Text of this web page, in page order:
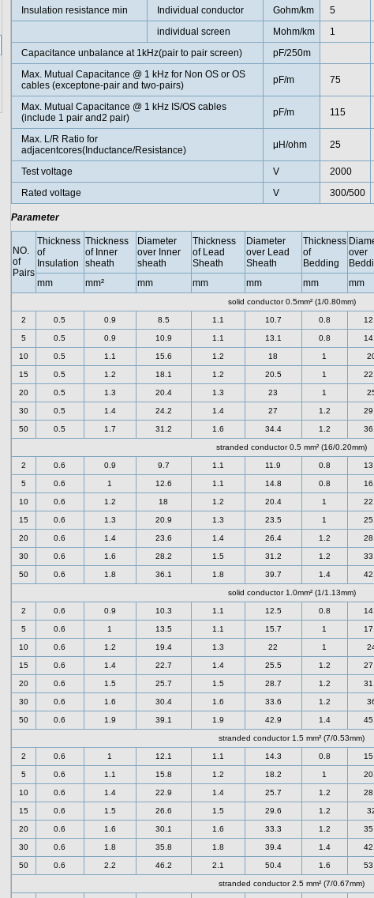
Insulation resistance min
Individual conductor Gohm/km 5
individual screen
Mohm/km 1
Capacitance unbalance at 1kHz(pair to pair screen)
pF/250m
Max. Mutual Capacitance @ 1 kHz for Non OS or OS
cables (exceptone-pair and two-pairs)
pF/m 75
Max. Mutual Capacitance @ 1 kHz IS/OS cables
(include 1 pair and2 pair)
pF/m 115
Max. L/R Ratio for
adjacentcores(Inductance/Resistance)
μH/ohm 25
Test voltage V 2000
Rated voltage
V 300/500
Parameter
NO.
of
Pairs
Thickness
of
Insulation
Thickness
of Inner
sheath
Diameter
over Inner
sheath
Thickness
of Lead
Sheath
Diameter
over Lead
Sheath
Thickness
of
Bedding
over
mm mm² mm mm mm mm mm
solid conductor 0.5mm² (1/0.80mm)
2 0.5 0.9 8.5 1.1 10.7 0.8
5 0.5 0.9 10.9 1.1 13.1 0.8
10 0.5 1.1 15.6 1.2 18 1
15 0.5 1.2 18.1 1.2 20.5 1
20 0.5 1.3 20.4 1.3 23 1
30 0.5 1.4 24.2 1.4 27 1.2
50 0.5 1.7 31.2 1.6 34.4 1.2
stranded conductor 0.5 mm² (16/0.20mm)
2 0.6 0.9 9.7 1.1 11.9 0.8
5 0.6 1 12.6 1.1 14.8 0.8
10 0.6 1.2 18 1.2 20.4 1
15 0.6 1.3 20.9 1.3 23.5 1
20 0.6 1.4 23.6 1.4 26.4 1.2
30 0.6 1.6 28.2 1.5 31.2 1.2
50 0.6 1.8 36.1 1.8 39.7 1.4
solid conductor 1.0mm² (1/1.13mm)
2 0.6 0.9 10.3 1.1 12.5 0.8
5 0.6 1 13.5 1.1 15.7 1
10 0.6 1.2 19.4 1.3 22 1
15 0.6 1.4 22.7 1.4 25.5 1.2
20 0.6 1.5 25.7 1.5 28.7 1.2
30 0.6 1.6 30.4 1.6 33.6 1.2
50 0.6 1.9 39.1 1.9 42.9 1.4
stranded conductor 1.5 mm² (7/0.53mm)
2 0.6 1 12.1 1.1 14.3 0.8
5 0.6 1.1 15.8 1.2 18.2 1
10 0.6 1.4 22.9 1.4 25.7 1.2
15 0.6 1.5 26.6 1.5 29.6 1.2
20 0.6 1.6 30.1 1.6 33.3 1.2
30 0.6 1.8 35.8 1.8 39.4 1.4
50 0.6 2.2 46.2 2.1 50.4 1.6
stranded conductor 2.5 mm² (7/0.67mm)